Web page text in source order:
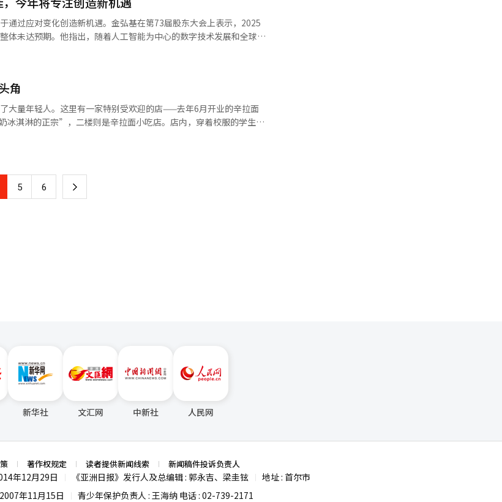
面看法，较2021年上升6.8个百分点。尤其是韩流消费活跃群体中，
（51.3%）和电影（48.9%）。显示出除传统文化产业外，韩国食品
色（IP）人气为38.9%，除K-POP以外的演出类人气为34.4%，仍
跌出前10
每月在接
去年分别增长0.7个小时和1.2美元。 在使用时间上，除需
时）、综艺（17.7小时）、游戏（16.8小时）等占比较高。支出方
费令占比较高。 购买韩国产品或服务的原因依次
传播，显示消费模式向短视频转变的趋势。 美食、美妆与时
评价类SNS内容对消费决策影响显著。时尚领域则受韩流明星穿搭及
依次为食品（55.1%）、音乐（54.0%）、美容（52.6%）、电视剧
9年由K-pop（17.5%）占据首位，其次是食品（12.1%）、电视剧
文化内容的月均消费时间为14.7小时，平均支出为16.6美元，较去
的主要途径是通过OTT和视频平台，而综艺节目则主要通过社交媒
翻译与编辑。
通过应对变化创造新机遇。金弘基在第73届股东大会上表示，2025
体未达预期。他指出，随着人工智能为中心的数字技术发展和全球贸
务战略难以应对。金弘基强调，2026年将集中所有力量，把这些变
受健康、快乐、便利的价值，实现实质性增长。此外，CJ在当天的股
独立董事兼审计委员，并通过了更改独立董事称谓、引入电子股东
报道经人工智能（AI）系统翻译与编辑。
角
大量年轻人。这里有一家特别受欢迎的店——去年6月开业的辛拉面
冰淇淋的正宗”，二楼则是辛拉面小吃店。店内，穿着校服的学生们
南亚游客也选择了韩国小吃而非日本料理。墙上展示了辛拉面、
吸引原宿年轻人的K食品不仅仅是辛拉面。对面是本土汉堡和炸鸡
队点餐。店内还设有AI拍照亭和手机壳自动售货机，增加了年轻顾
品扩展到时尚。在奢侈品牌云集的表参道Hills地下二层，韩国运动休
5 6 下
新华社 文汇网 中新社 人民网
著作权规定 读者提供新闻线索 新闻稿件投诉负责人
年12月29日 《亚洲日报》发行人及总编辑 : 郭永吉、梁圭铉
地址 : 首尔市
年11月15日 青少年保护负责人 : 王海纳 电话 : 02-739-2171